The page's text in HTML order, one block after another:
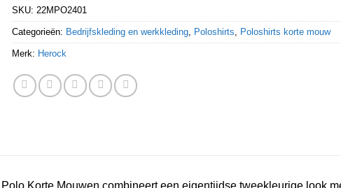
SKU:22MPO2401
Categorieën: Bedrijfskleding en werkkleding, Poloshirts, Poloshirts korte mouw
Merk: Herock
Korte Mouwen combineert een eigentijdse tweekleurige look